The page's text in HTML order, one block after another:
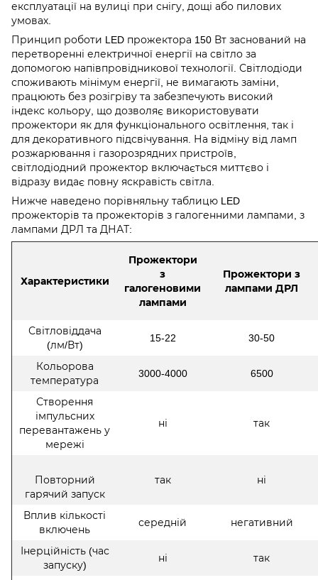
експлуатації на вулиці при снігу, дощі або пилових
умовах.
Принцип роботи LED прожектора 150 Вт заснований на
перетворенні електричної енергії на світло за
допомогою напівпровідникової технології. Світлодіоди
споживають мінімум енергії, не вимагають заміни,
працюють без розігріву та забезпечують високий
індекс кольору, що дозволяє використовувати
прожектори як для функціонального освітлення, так і
для декоративного підсвічування. На відміну від ламп
розжарювання і газорозрядних пристроїв,
світлодіодний прожектор включається миттєво і
відразу видає повну яскравість світла.
Нижче наведено порівняльну таблицю LED
прожекторів та прожекторів з галогенними лампами, з
лампами ДРЛ та ДНАТ:
Характеристики
Прожектори
з
галогеновими
лампами
Прожектори з
лампами ДРЛ
Світловіддача
(лм/Вт)
15-22 30-50
Кольорова
температура
3000-4000 6500
Створення
імпульсних
перевантажень у
мережі
ні так
Повторний
гарячий запуск
так ні
Вплив кількості
включень
середній негативний
Інерційність (час
запуску)
ні так